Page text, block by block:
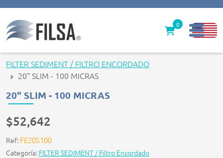
Inicio
Nuestras Soluciones
Productos
Filter caps
Contáctenos
0
FILTER SEDIMENT / FILTRO ENCORDADO
20" SLIM - 100 MICRAS
20" SLIM - 100 MICRAS
$52,642
Ref: FE20S100
Categoría: FILTER SEDIMENT / Filtro Encordado